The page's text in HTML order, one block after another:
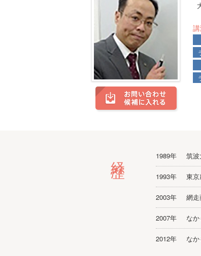
1989年 筑波
1993年 東
2003年 網走
2007年 な
2012年 な